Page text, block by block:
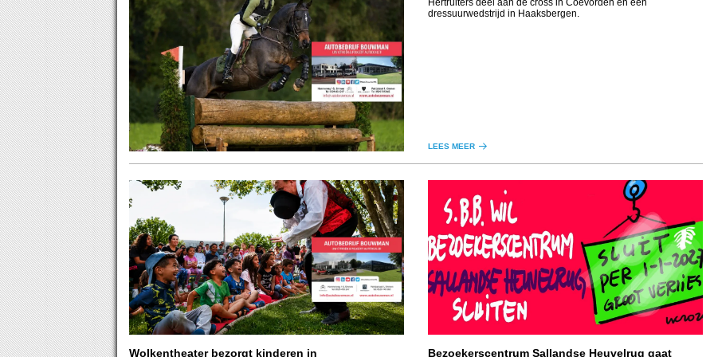
Hertruiters deel aan de cross in Coevorden en een
dressuurwedstrijd in Haaksbergen.
LEES MEER
Wolkentheater bezorgt kinderen in
Bezoekerscentrum Sallandse Heuvelrug gaat